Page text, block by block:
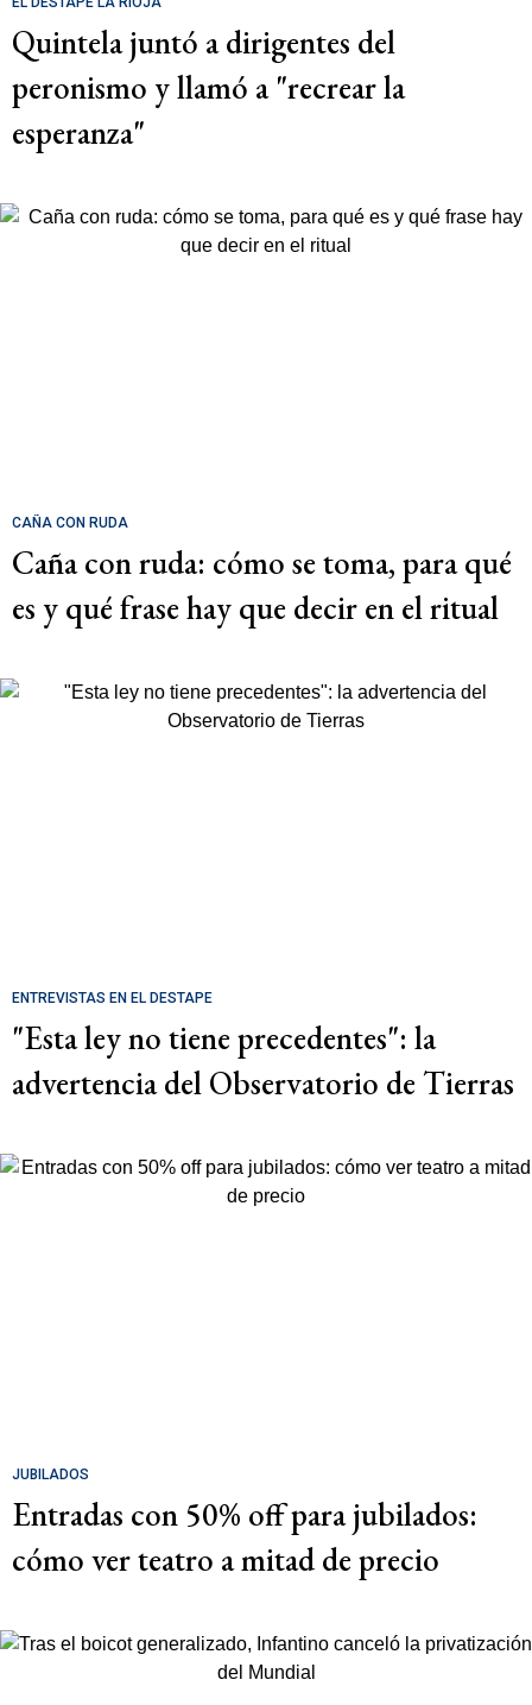
Quintela juntó a dirigentes del
peronismo y llamó a "recrear la
esperanza"
CAÑA CON RUDA
Caña con ruda: cómo se toma, para qué
es y qué frase hay que decir en el ritual
ENTREVISTAS EN EL DESTAPE
"Esta ley no tiene precedentes": la
advertencia del Observatorio de Tierras
JUBILADOS
Entradas con 50% off para jubilados:
cómo ver teatro a mitad de precio